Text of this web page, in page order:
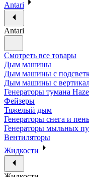
Antari
Antari
Смотреть все товары
Дым машины
Дым машины с
Дым машины с
Генераторы тумана
Фейзеры
Тяжелый дым
Генераторы снега и
Генераторы мыльных
Вентиляторы
Жидкости